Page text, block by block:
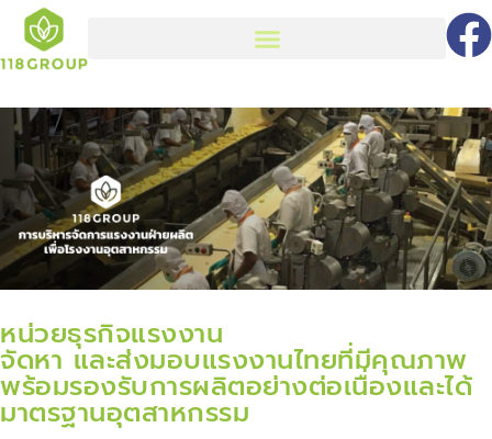
หน่วยธุรกิจแรงงาน
จัดหา และส่งมอบแรงงานไทยที่มีคุณภาพ
พร้อมรองรับการผลิตอย่างต่อเนื่องและได้
มาตรฐานอุตสาหกรรม